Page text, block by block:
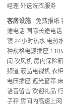
经理 外送洗衣服务
客房设施 免费报纸
途电话 国际长途电
镜 24小时热水 电热
种规格电源插座
间 吹风机 房内保险
频道 液晶电视机 衣
电压插座 遮光窗帘
语音留言 欢迎礼品
子秤 房间内高速上